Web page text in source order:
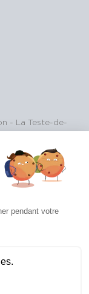
- La Teste-de-
pendant votre